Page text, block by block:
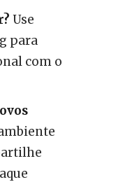
Use
para
com o